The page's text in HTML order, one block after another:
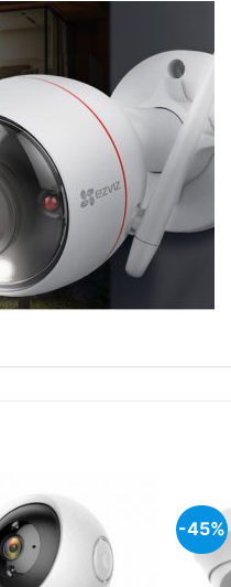
-45%